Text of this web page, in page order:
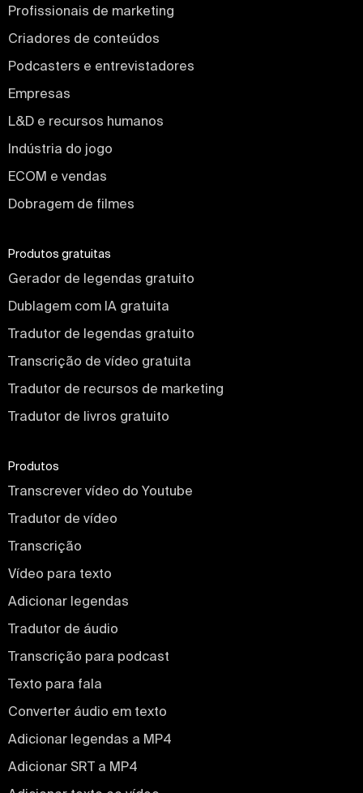
Profissionais de marketing
Criadores de conteúdos
Podcasters e entrevistadores
Empresas
L&D e recursos humanos
Indústria do jogo
ECOM e vendas
Dobragem de filmes
Produtos gratuitas
Gerador de legendas gratuito
Dublagem com IA gratuita
Tradutor de legendas gratuito
Transcrição de vídeo gratuita
Tradutor de recursos de marketing
Tradutor de livros gratuito
Produtos
Transcrever vídeo do Youtube
Tradutor de vídeo
Transcrição
Vídeo para texto
Adicionar legendas
Tradutor de áudio
Transcrição para podcast
Texto para fala
Converter áudio em texto
Adicionar legendas a MP4
Adicionar SRT a MP4